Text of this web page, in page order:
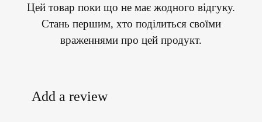
Цей товар поки що не має жодного відгуку.
Стань першим, хто поділиться своїми
враженнями про цей продукт.
Add a review